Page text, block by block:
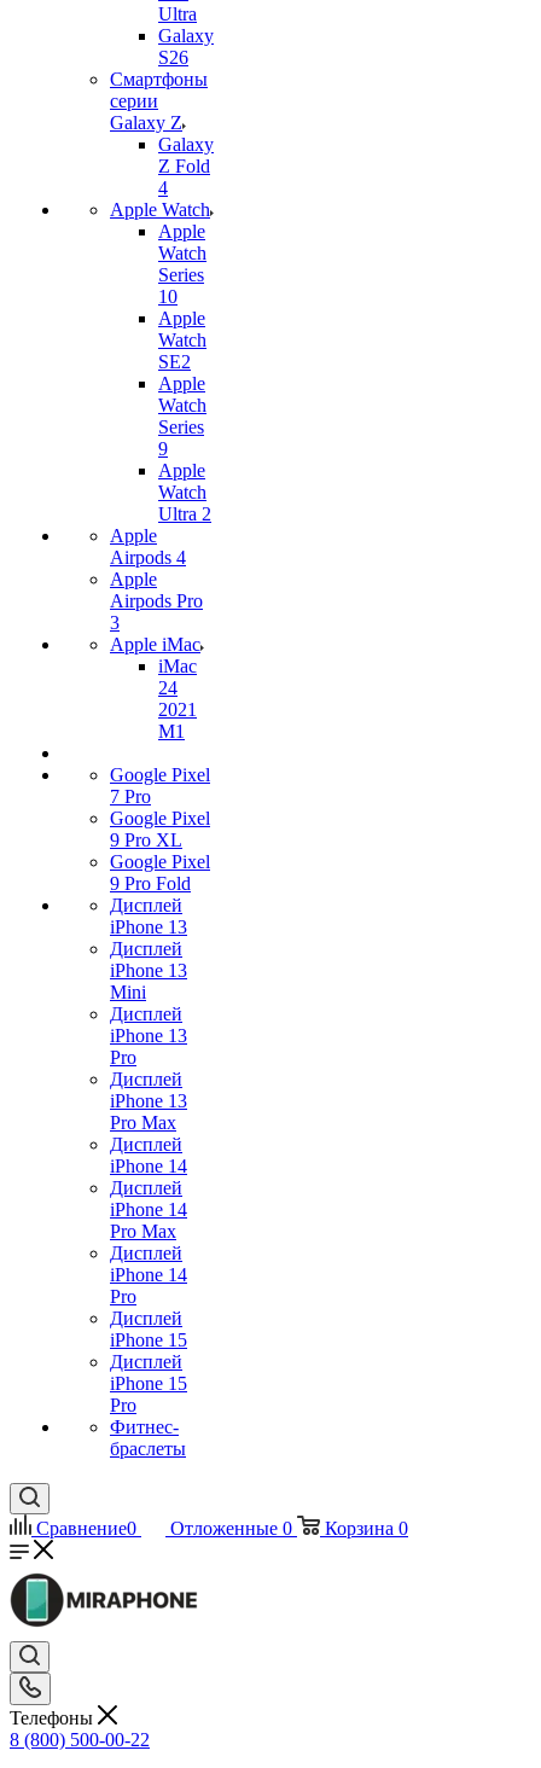
Ultra
Galaxy
S26
Смартфоны
серии
Galaxy Z
Galaxy
Z Fold
4
Apple Watch
Apple
Watch
Series
10
Apple
Watch
SE2
Apple
Watch
Series
9
Apple
Watch
Ultra 2
Apple
Airpods 4
Apple
Airpods Pro
3
Apple iMac
iMac
24
2021
M1
Google Pixel
7 Pro
Google Pixel
9 Pro XL
Google Pixel
9 Pro Fold
Дисплей
iPhone 13
Дисплей
iPhone 13
Mini
Дисплей
iPhone 13
Pro
Дисплей
iPhone 13
Pro Max
Дисплей
iPhone 14
Дисплей
iPhone 14
Pro Max
Дисплей
iPhone 14
Pro
Дисплей
iPhone 15
Дисплей
iPhone 15
Pro
Фитнес-
браслеты
Сравнение0 Отложенные 0 Корзина 0
Телефоны
8 (800) 500-00-22